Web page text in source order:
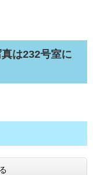
は232号室に